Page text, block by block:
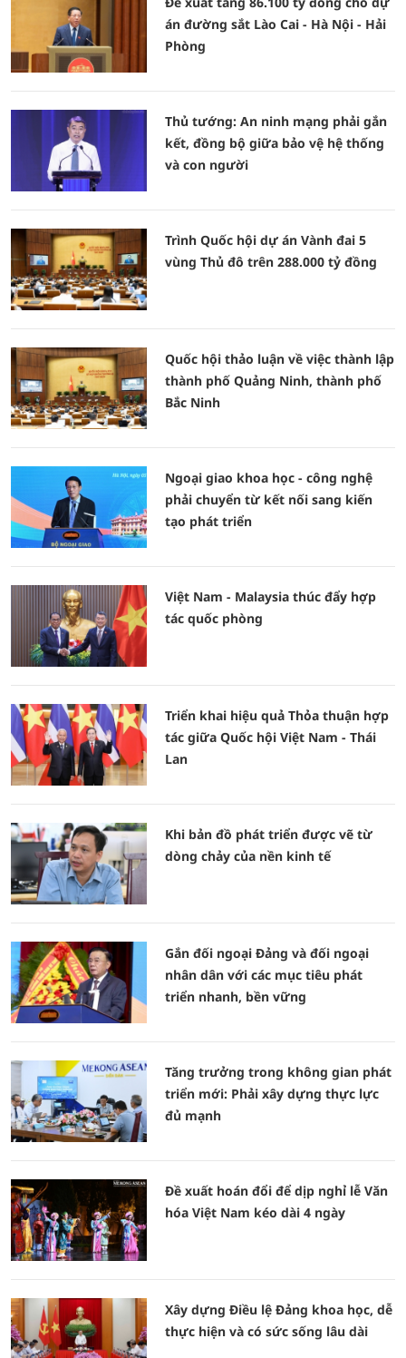
án đường sắt Lào Cai - Hà Nội - Hải
Phòng
Thủ tướng: An ninh mạng phải gắn
kết, đồng bộ giữa bảo vệ hệ thống
và con người
Trình Quốc hội dự án Vành đai 5
vùng Thủ đô trên 288.000 tỷ đồng
Quốc hội thảo luận về việc thành lập
thành phố Quảng Ninh, thành phố
Bắc Ninh
Ngoại giao khoa học - công nghệ
phải chuyển từ kết nối sang kiến
tạo phát triển
Việt Nam - Malaysia thúc đẩy hợp
tác quốc phòng
Triển khai hiệu quả Thỏa thuận hợp
tác giữa Quốc hội Việt Nam - Thái
Lan
Khi bản đồ phát triển được vẽ từ
dòng chảy của nền kinh tế
Gắn đối ngoại Đảng và đối ngoại
nhân dân với các mục tiêu phát
triển nhanh, bền vững
Tăng trưởng trong không gian phát
triển mới: Phải xây dựng thực lực
đủ mạnh
Đề xuất hoán đổi để dịp nghỉ lễ Văn
hóa Việt Nam kéo dài 4 ngày
Xây dựng Điều lệ Đảng khoa học, dễ
thực hiện và có sức sống lâu dài